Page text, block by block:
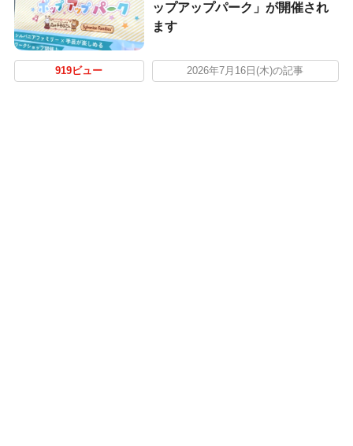
ップアップパーク」が開催され
ます
919ビュー 2026年7月16日(木)の記事